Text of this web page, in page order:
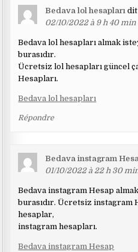
Bedava lol hesapları dit
02/10/2022 à 9 h 40 min
Bedava lol hesapları almak
burasıdır.
Ücretsiz lol hesapları güncel
Hesapları.
Bedava lol hesapları
Répondre
Bedava instagram
01/10/2022 à 22 h 30
Bedava instagram Hesap
burasıdır. Ücretsiz instagram
hesaplar,
instagram hesapları.
Bedava instagram Hesap